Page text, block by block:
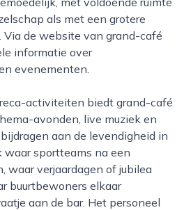
als met een grotere
Via de website van grand-café
informatie over
evenementen.
avonden, live muziek en
aan de levendigheid in
sportteams na een
waar verjaardagen of jubilea
buurtbewoners elkaar
aan de bar. Het personeel